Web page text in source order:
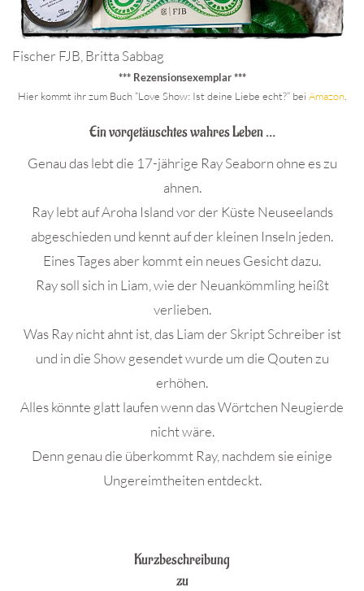
Fischer FJB, Britta Sabbag
*** Rezensionsexemplar ***
Hier kommt ihr zum Buch “Love Show: Ist deine Liebe echt?” bei Amazon.
Ein vorgetäuschtes wahres Leben …
Genau das lebt die 17-jährige Ray Seaborn ohne es zu
ahnen.
Ray lebt auf Aroha Island vor der Küste Neuseelands
abgeschieden und kennt auf der kleinen Inseln jeden.
Eines Tages aber kommt ein neues Gesicht dazu.
Ray soll sich in Liam, wie der Neuankömmling heißt
verlieben.
Was Ray nicht ahnt ist, das Liam der Skript Schreiber ist
und in die Show gesendet wurde um die Qouten zu
erhöhen.
Alles könnte glatt laufen wenn das Wörtchen Neugierde
nicht wäre.
Denn genau die überkommt Ray, nachdem sie einige
Ungereimtheiten entdeckt.
Kurzbeschreibung
zu